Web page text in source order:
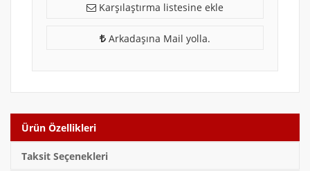
Karşılaştırma listesine ekle
Arkadaşına Mail yolla.
Ürün Özellikleri
Taksit Seçenekleri